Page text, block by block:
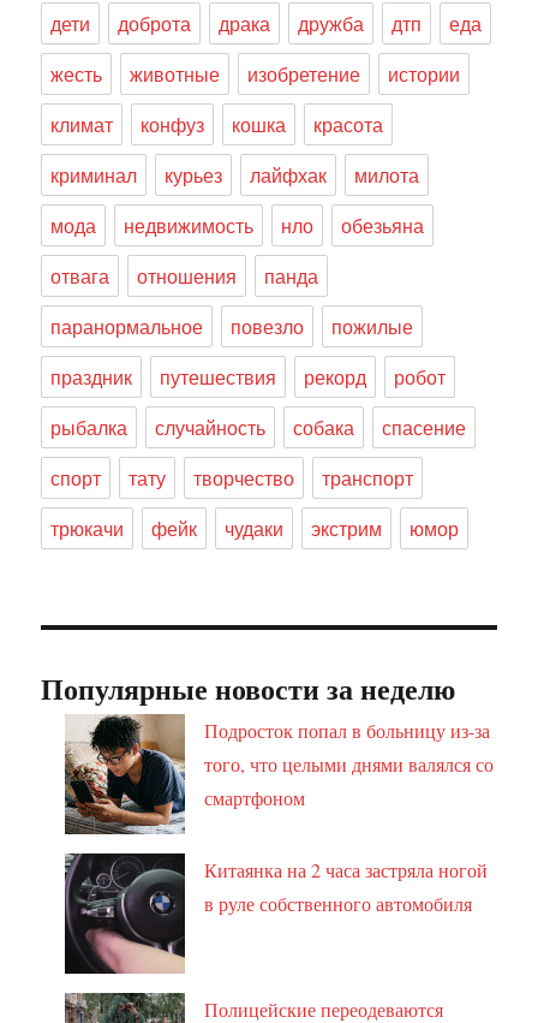
дети доброта драка дружба дтп
еда
жесть
животные изобретение
истории
климат
конфуз кошка
красота
криминал
курьез лайфхак
милота
мода
недвижимость нло
обезьяна
отвага
отношения
панда
паранормальное
повезло
пожилые
праздник
путешествия рекорд
робот
рыбалка
случайность собака
спасение
спорт
тату творчество
транспорт
трюкачи
фейк чудаки экстрим юмор
Популярные новости за неделю
Подросток попал в больницу из-за
того, что целыми днями валялся со
смартфоном
Китаянка на 2 часа застряла ногой
в руле собственного автомобиля
Полицейские переодеваются